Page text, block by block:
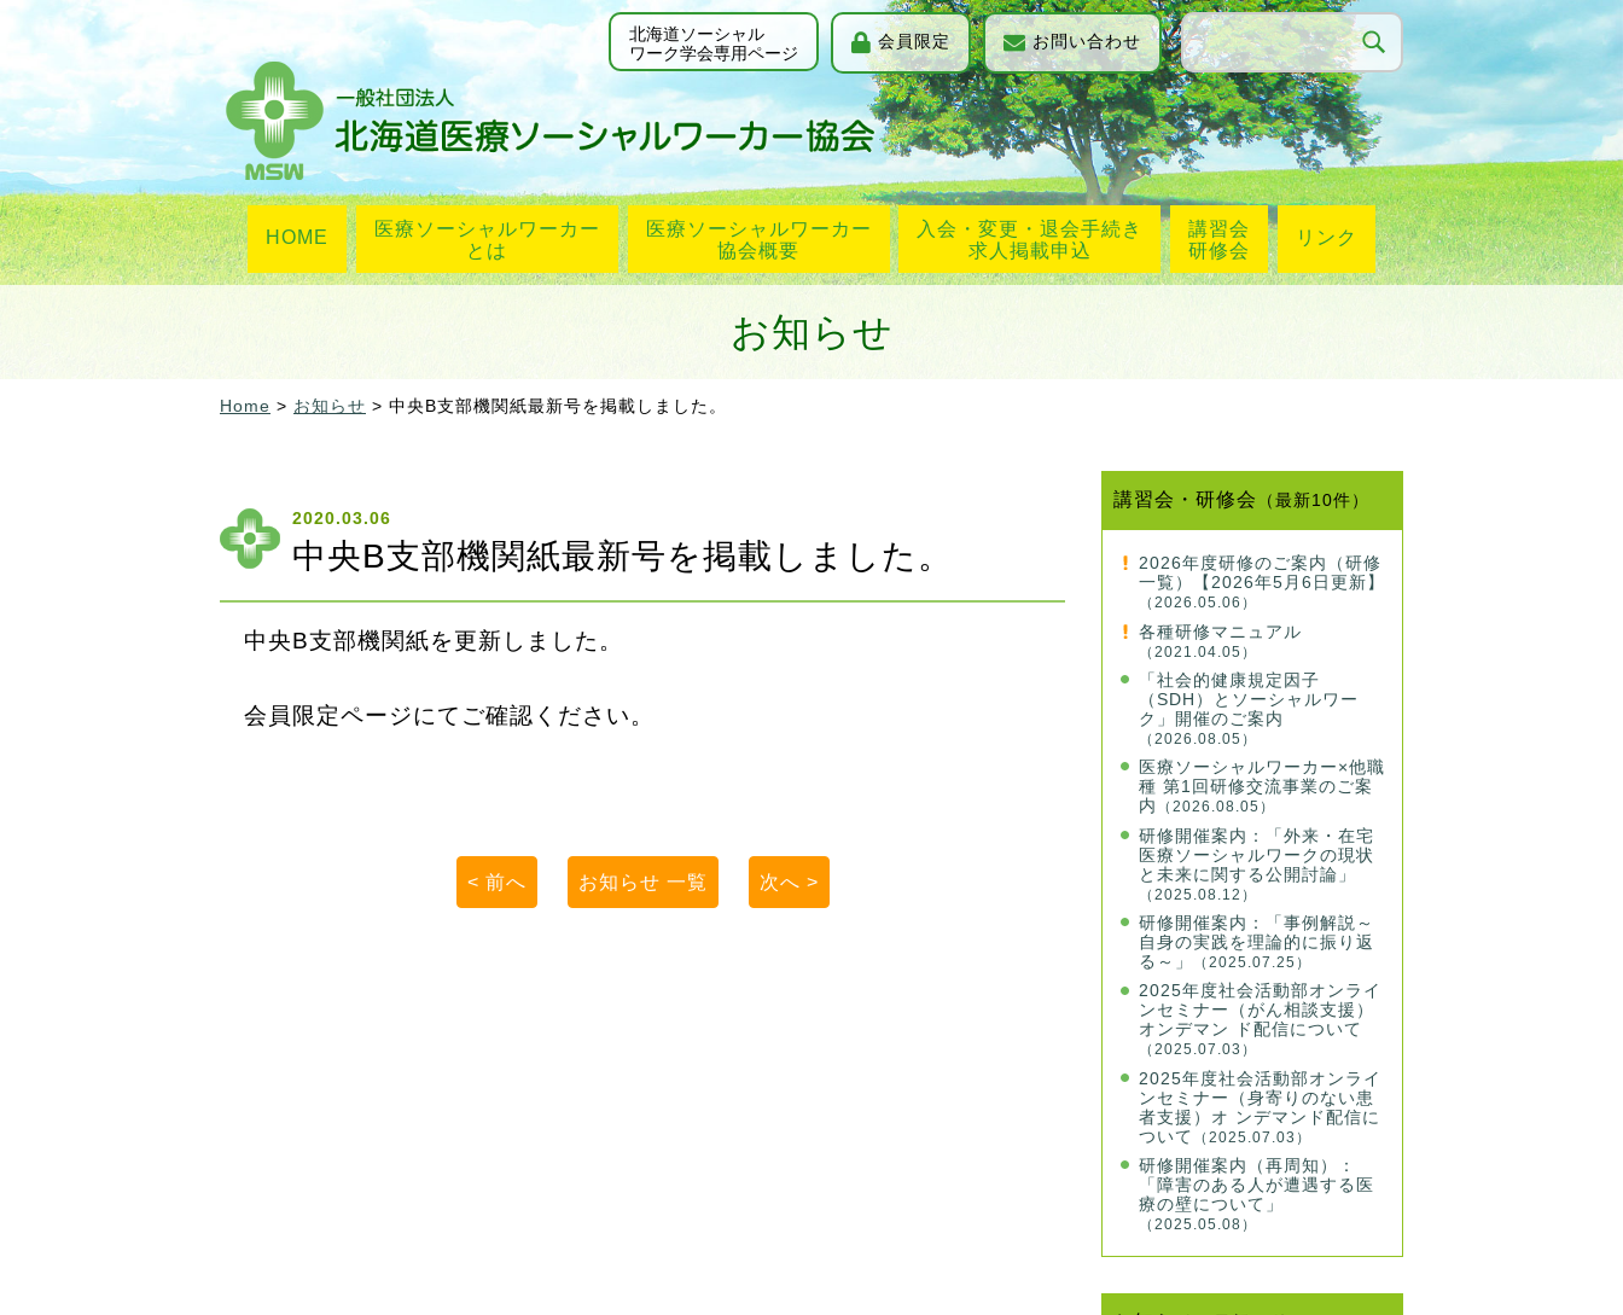
北海道ソーシャル
ワーク学会専用ページ
会員限定 お問い合わせ
HOME
医療ソーシャルワーカー
とは
医療ソーシャルワーカー
協会概要
入会・変更・退会手続き
求人掲載申込
講習会
研修会
リンク
お知らせ
Home > お知らせ > 中央B支部機関紙最新号を掲載しました。
2020.03.06
中央B支部機関紙最新号を掲載しました。
中央B支部機関紙を更新しました。
会員限定ページにてご確認ください。
< 前へ お知らせ 一覧 次へ >
講習会・研修会 （最新10件）
2026年度研修のご案内（研修
一覧）【2026年5月6日更新】
（2026.05.06）
各種研修マニュアル
（2021.04.05）
「社会的健康規定因子
（SDH）とソーシャルワー
ク」開催のご案内
（2026.08.05）
医療ソーシャルワーカー×他職
種 第1回研修交流事業のご案
内
（2026.08.05）
研修開催案内：「外来・在宅
医療ソーシャルワークの現状
と未来に関する公開討論」
（2025.08.12）
研修開催案内：「事例解説～
自身の実践を理論的に振り返
る～」
（2025.07.25）
2025年度社会活動部オンライ
ンセミナー（がん相談支援）
オンデマン ド配信について
（2025.07.03）
2025年度社会活動部オンライ
ンセミナー（身寄りのない患
者支援）オ ンデマンド配信に
ついて
（2025.07.03）
研修開催案内（再周知）：
「障害のある人が遭遇する医
療の壁について」
（2025.05.08）